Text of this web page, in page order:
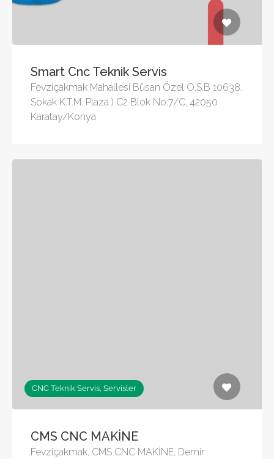
Smart Cnc Teknik Servis
Fevziçakmak Mahallesi Büsan Özel O.S.B 10638.
Sokak K.T.M. Plaza ) C2 Blok No:7/C, 42050
Karatay/Konya
CNC Teknik Servis, Servisler
CMS CNC MAKİNE
Fevziçakmak, CMS CNC MAKİNE, Demir